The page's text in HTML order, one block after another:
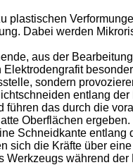
plastischen
Dabei werden
aus der
sondern
entlang
das durch die
Oberflächen
Schneidkante
sich die Kräfte über
Werkzeugs während der